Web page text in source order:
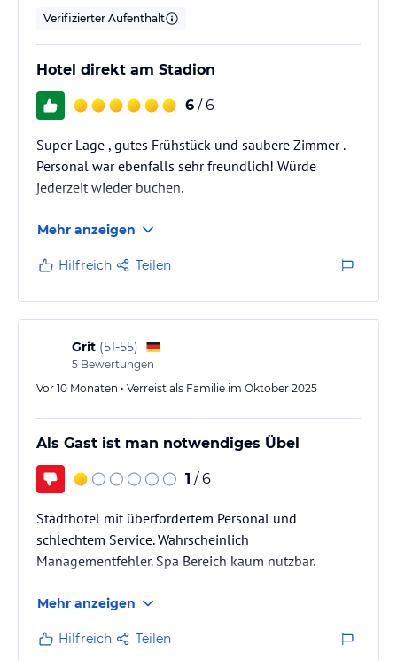
Verifizierter Aufenthalt
Hotel direkt am Stadion
6 / 6
Super Lage , gutes Frühstück und saubere Zimmer .
Personal war ebenfalls sehr freundlich! Würde
jederzeit wieder buchen.
Mehr anzeigen
Hilfreich Teilen
Grit (51-55)
5 Bewertungen
Vor 10 Monaten • Verreist als Familie im Oktober 2025
Als Gast ist man notwendiges Übel
1 / 6
Stadthotel mit überfordertem Personal und
schlechtem Service. Wahrscheinlich
Managementfehler. Spa Bereich kaum nutzbar.
Mehr anzeigen
Hilfreich Teilen